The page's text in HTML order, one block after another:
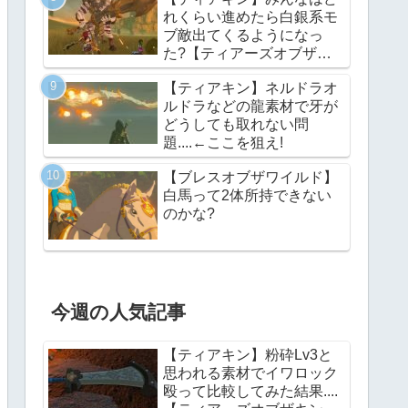
れくらい進めたら白銀系モ
ブ敵出てくるようになっ
た?【ティアーズオブザキ
ングダム】
【ティアキン】ネルドラオ
ルドラなどの龍素材で牙が
どうしても取れない問
題....←ここを狙え!
【ブレスオブザワイルド】
白馬って2体所持できない
のかな?
今週の人気記事
【ティアキン】粉砕Lv3と
思われる素材でイワロック
殴って比較してみた結果....